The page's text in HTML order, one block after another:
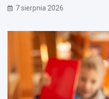
7 sierpnia 2026